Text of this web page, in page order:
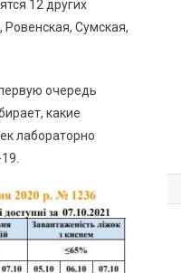
12 других
Сумская,
очередь
какие
лабораторно